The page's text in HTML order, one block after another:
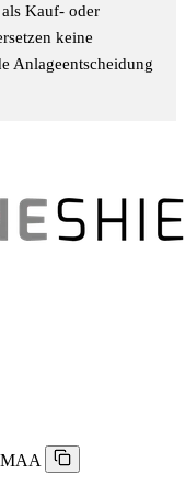
Kauf- oder
keine
Anlageentscheidung